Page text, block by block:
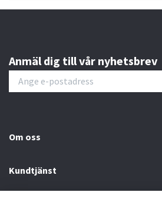
Anmäl dig till vår nyhetsbrev
Om oss
Kundtjänst